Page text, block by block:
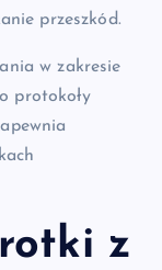
przeszkód.
w zakresie
protokoły
z